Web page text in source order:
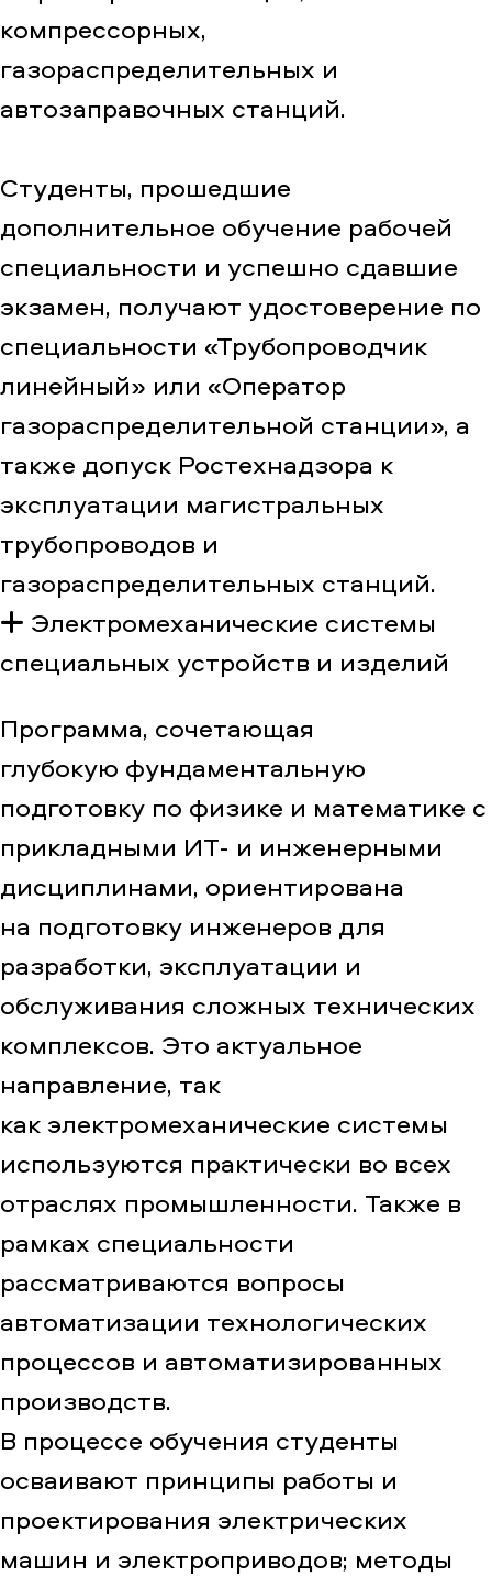
компрессорных,
газораспределительных и
автозаправочных станций.
Студенты, прошедшие
дополнительное обучение рабочей
специальности и успешно сдавшие
экзамен, получают удостоверение по
специальности «Трубопроводчик
линейный» или «Оператор
газораспределительной станции», а
также допуск Ростехнадзора к
эксплуатации магистральных
трубопроводов и
газораспределительных станций.
Электромеханические системы
специальных устройств и изделий
Программа, сочетающая
глубокую фундаментальную
подготовку по физике и математике с
прикладными ИТ- и инженерными
дисциплинами, ориентирована
на подготовку инженеров для
разработки, эксплуатации и
обслуживания сложных технических
комплексов. Это актуальное
направление, так
как электромеханические системы
используются практически во всех
отраслях промышленности. Также в
рамках специальности
рассматриваются вопросы
автоматизации технологических
процессов и автоматизированных
производств.
В процессе обучения студенты
осваивают принципы работы и
проектирования электрических
машин и электроприводов; методы